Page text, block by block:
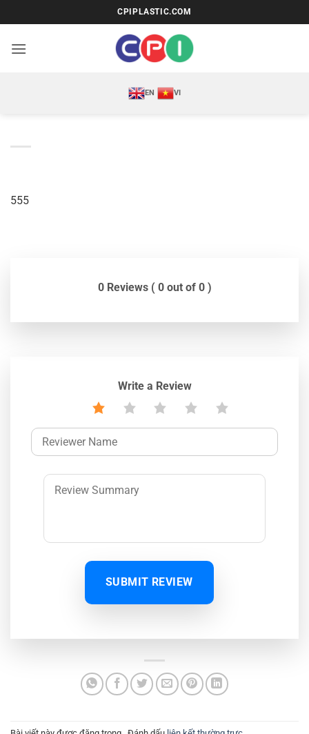
qua
nội
CPIPLASTIC.COM
EN VI
555
0 Reviews ( 0 out of 0 )
Write a Review
SUBMIT REVIEW